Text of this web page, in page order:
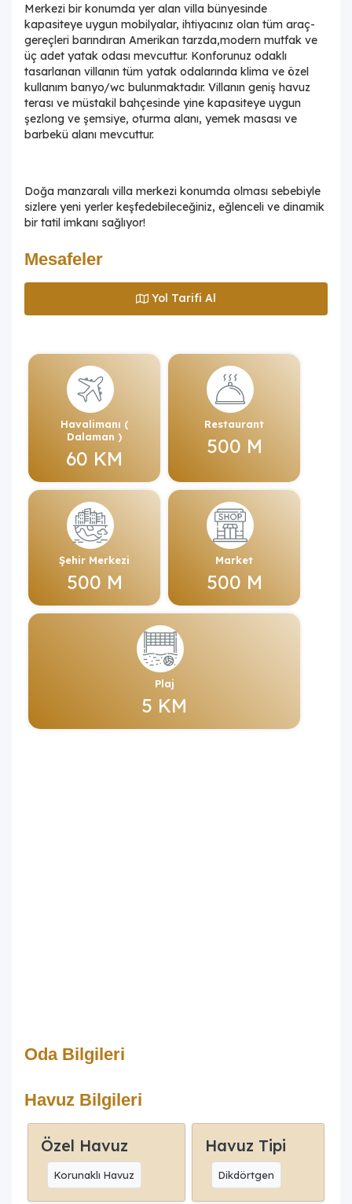
Merkezi bir konumda yer alan villa bünyesinde
kapasiteye uygun mobilyalar, ihtiyacınız olan tüm araç-
gereçleri barındıran Amerikan tarzda,modern mutfak ve
üç adet yatak odası mevcuttur. Konforunuz odaklı
tasarlanan villanın tüm yatak odalarında klima ve özel
kullanım banyo/wc bulunmaktadır. Villanın geniş havuz
terası ve müstakil bahçesinde yine kapasiteye uygun
şezlong ve şemsiye, oturma alanı, yemek masası ve
barbekü alanı mevcuttur.
Doğa manzaralı villa merkezi konumda olması sebebiyle
sizlere yeni yerler keşfedebileceğiniz, eğlenceli ve dinamik
bir tatil imkanı sağlıyor!
Mesafeler
Yol Tarifi Al
Havalimanı (
Dalaman )
60 KM
Restaurant
500 M
Şehir Merkezi
500 M
Market
500 M
Plaj
5 KM
Oda Bilgileri
Havuz Bilgileri
Özel Havuz
Korunaklı Havuz
Havuz Tipi
Dikdörtgen